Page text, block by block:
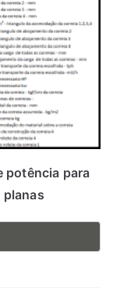
potência para